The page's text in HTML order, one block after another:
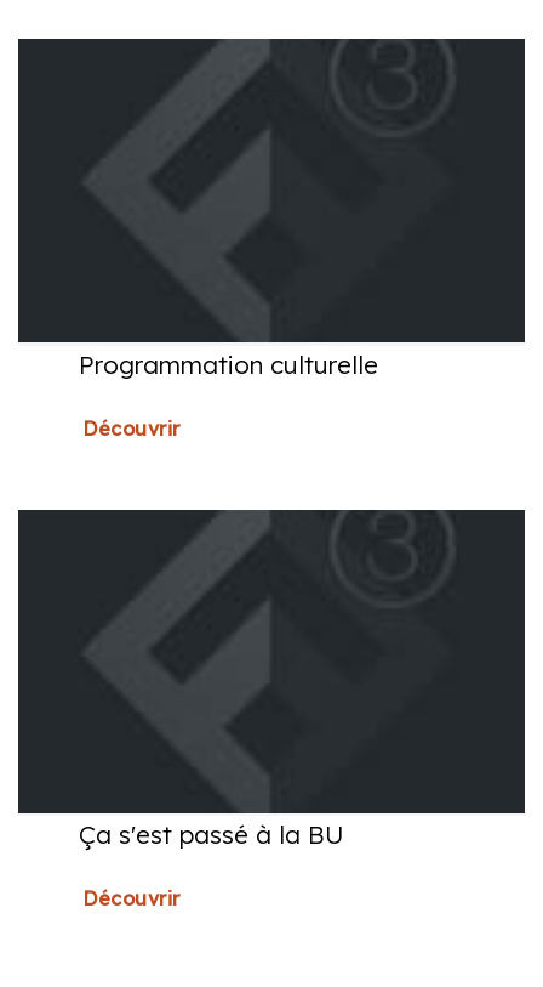
Programmation culturelle
Découvrir
Ça s'est passé à la BU
Découvrir